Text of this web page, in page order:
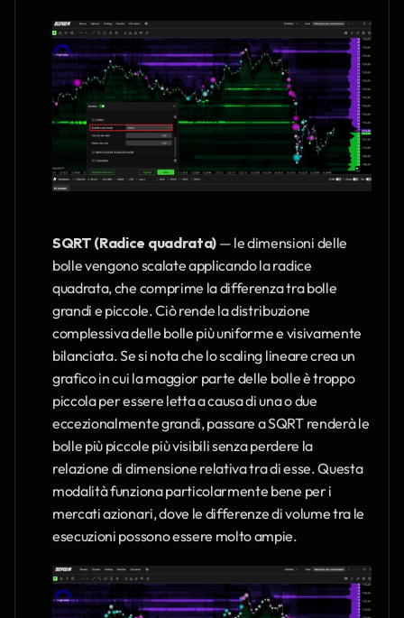
SQRT (Radice quadrata) — le dimensioni delle
bolle vengono scalate applicando la radice
quadrata, che comprime la differenza tra bolle
grandi e piccole. Ciò rende la distribuzione
complessiva delle bolle più uniforme e visivamente
bilanciata. Se si nota che lo scaling lineare crea un
grafico in cui la maggior parte delle bolle è troppo
piccola per essere letta a causa di una o due
eccezionalmente grandi, passare a SQRT renderà le
bolle più piccole più visibili senza perdere la
relazione di dimensione relativa tra di esse. Questa
modalità funziona particolarmente bene per i
mercati azionari, dove le differenze di volume tra le
esecuzioni possono essere molto ampie.